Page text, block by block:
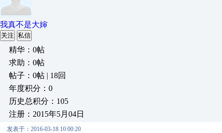
我真不是大婶
关注 私信
精华：0帖
求助：0帖
帖子：0帖 | 18回
年度积分：0
历史总积分：105
注册：2015年5月04日
发表于：2016-03-18 10:00:20